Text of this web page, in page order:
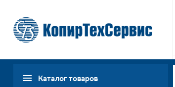
Каталог товаров